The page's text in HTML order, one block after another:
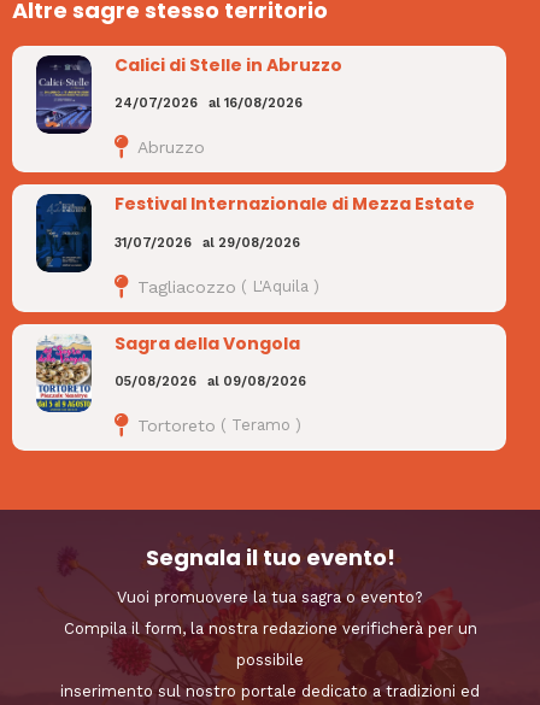
Altre sagre stesso territorio
Calici di Stelle in Abruzzo
24/07/2026 al16/08/2026
Abruzzo
Festival Internazionale di Mezza Estate
31/07/2026 al 29/08/2026
Tagliacozzo ( L'Aquila )
Sagra della Vongola
05/08/2026 al 09/08/2026
Tortoreto ( Teramo )
Segnala il tuo evento!
Vuoi promuovere la tua sagra o evento?
Compila il form, la nostra redazione verificherà per un
possibile
inserimento sul nostro portale dedicato a tradizioni ed